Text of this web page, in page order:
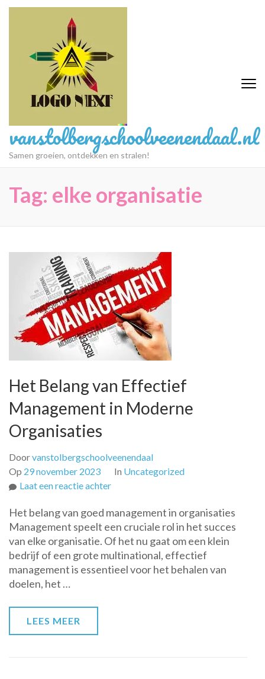
Ga
vanstolbergschoolveenendaal.nl
Samen groeien, ontdekken en stralen!
Tag: elke organisatie
Het Belang van Effectief
Management in Moderne
Organisaties
Doorvanstolbergschoolveenendaal
Op 29 november 2023 In Uncategorized
Laat een reactie achterop
Belang
van
Effectief
Management
in
Het belang van goed management in organisaties
Management speelt een cruciale rol in het succes
van elke organisatie. Of het nu gaat om een klein
bedrijf of een grote multinational, effectief
management is essentieel voor het behalen van
doelen, het …
LEES MEER